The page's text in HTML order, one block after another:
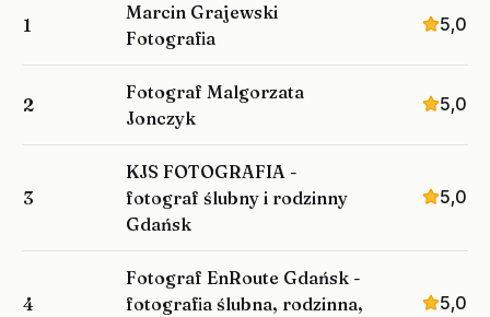
1
Marcin Grajewski
Fotografia
5,0
2
Fotograf Malgorzata
Jonczyk
5,0
3
KJS FOTOGRAFIA -
fotograf ślubny i rodzinny
Gdańsk
5,0
4
Fotograf EnRoute Gdańsk -
fotografia ślubna, rodzinna,
5,0